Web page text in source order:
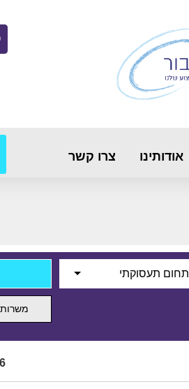
אודותינו צרו קשר
תחום תעסוקתי